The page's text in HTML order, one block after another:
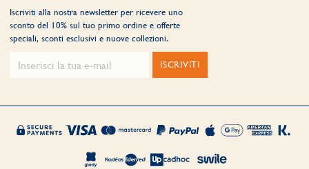
Iscriviti alla nostra newsletter per ricevere uno
sconto del 10% sul tuo primo ordine e offerte
speciali, sconti esclusivi e nuove collezioni.
ISCRIVITI